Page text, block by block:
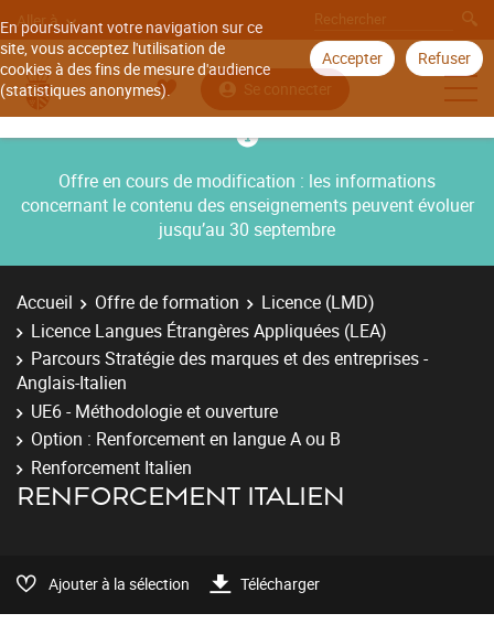
En poursuivant votre navigation sur ce
site, vous acceptez l'utilisation de
cookies à des fins de mesure d'audience
(statistiques anonymes).
Accepter Refuser
Aller à
Se connecter
Offre en cours de modification : les informations
concernant le contenu des enseignements peuvent évoluer
jusqu’au 30 septembre
Accueil Offre de formation
Licence (LMD)
Licence Langues Étrangères Appliquées (LEA)
Parcours Stratégie des marques et des entreprises -
Anglais-Italien
UE6 - Méthodologie et ouverture
Option : Renforcement en langue A ou B
Renforcement Italien
RENFORCEMENT ITALIEN
Ajouter à la sélection Télécharger